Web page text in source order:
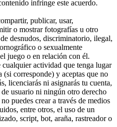
infringe este acuerdo.
publicar, usar,
o mostrar fotografías u otro
desnudos, discriminatorio, ilegal,
o sexualmente
juego o en relación con él.
cualquier actividad que tenga lugar
(si corresponde) y aceptas que no
licenciarás ni asignarás tu cuenta,
usuario ni ningún otro derecho
puedes crear a través de medios
entre otros, el uso de un
script, bot, araña, rastreador o